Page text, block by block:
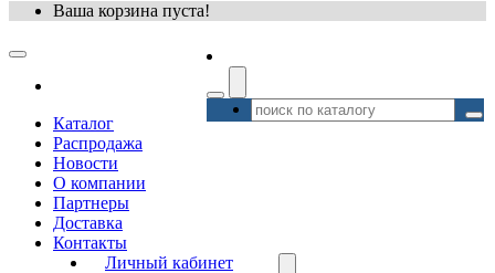
Ваша корзина пуста!
Каталог
Распродажа
Новости
О компании
Партнеры
Доставка
Контакты
Личный кабинет